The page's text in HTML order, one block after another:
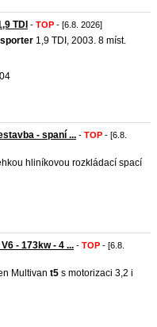
TDI - TOP - [6.8. 2026]
1,9 TDI, 2003. 8 míst.
- spaní ... - TOP - [6.8.
hliníkovou rozkládací spací
- 173kw - 4 ... - TOP - [6.8.
Multivan t5 s motorizaci 3,2 i